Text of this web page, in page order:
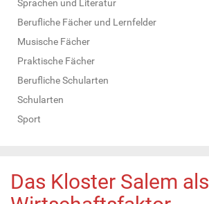
Sprachen und Literatur
Berufliche Fächer und Lernfelder
Musische Fächer
Praktische Fächer
Berufliche Schularten
Schularten
Sport
Das Kloster Salem als